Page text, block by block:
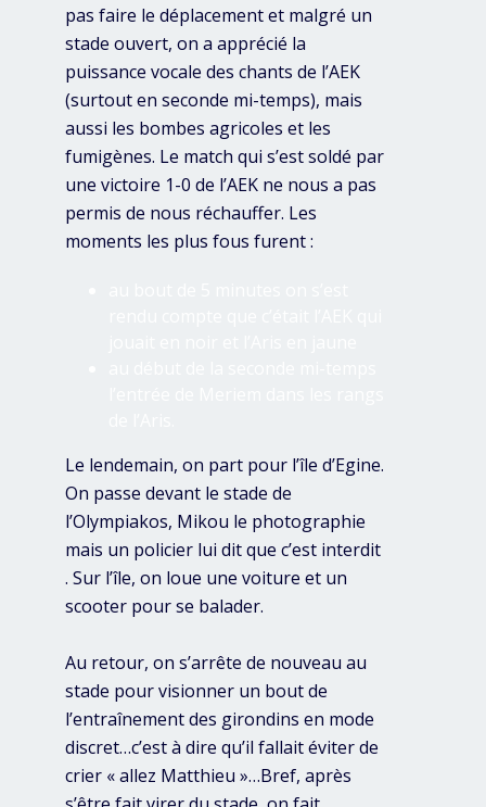
pas faire le déplacement et malgré un
stade ouvert, on a apprécié la
puissance vocale des chants de l’AEK
(surtout en seconde mi-temps), mais
aussi les bombes agricoles et les
fumigènes. Le match qui s’est soldé par
une victoire 1-0 de l’AEK ne nous a pas
permis de nous réchauffer. Les
moments les plus fous furent :
Le lendemain, on part pour l’île d’Egine.
On passe devant le stade de
l’Olympiakos, Mikou le photographie
mais un policier lui dit que c’est interdit
. Sur l’île, on loue une voiture et un
scooter pour se balader.
Au retour, on s’arrête de nouveau au
stade pour visionner un bout de
l’entraînement des girondins en mode
discret…c’est à dire qu’il fallait éviter de
crier « allez Matthieu »…Bref, après